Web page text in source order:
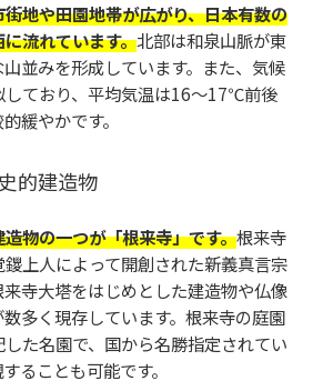
地や田園地帯が広がり、日本有数の
流れています。北部は和泉山脈が東
並みを形成しています。また、気候
しており、平均気温は16～17℃前後
緩やかです。
的建造物
物の一つが「根来寺」です。根来寺
上人によって開創された新義真言宗
寺大塔をはじめとした建造物や仏像
多く現存しています。根来寺の庭園
た名園で、国から名勝指定されてい
ることも可能です。